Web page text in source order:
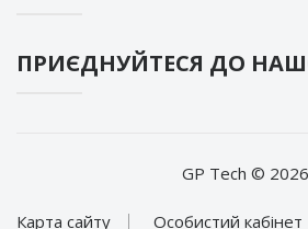
ПРИЄДНУЙТЕСЯ ДО
GP Tech © 2026
Карта сайту Особистий кабінет